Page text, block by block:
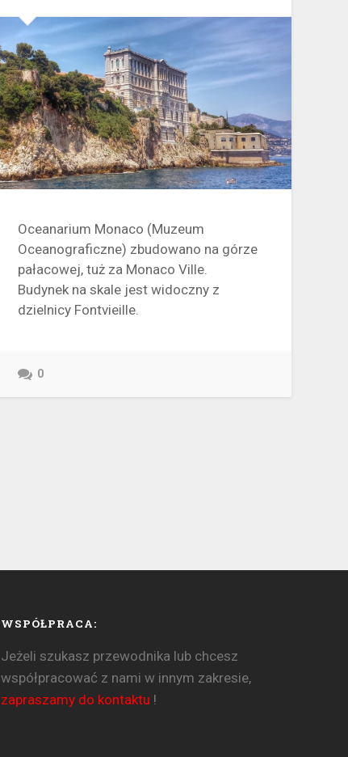
Oceanarium Monaco (Muzeum
Oceanograficzne) zbudowano na górze
pałacowej, tuż za Monaco Ville.
Budynek na skale jest widoczny z
dzielnicy Fontvieille.
0
WSPÓŁPRACA:
Jeżeli szukasz przewodnika lub chcesz
współpracować z nami w innym zakresie,
zapraszamy do kontaktu !